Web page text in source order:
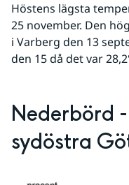
Höstens lägsta
25 november. Den
i Varberg den 13
den 15 då det var
Nederbörd
sydöstra